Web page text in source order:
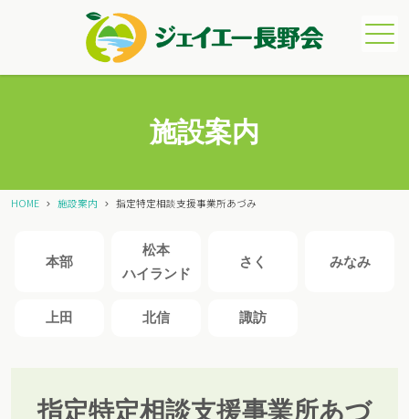
メニュー
施設案内
HOME 施設案内 指定特定相談支援事業所あづみ
本部
松本
ハイランド
さく みなみ
上田 北信 諏訪
指定特定相談支援事業所あづ